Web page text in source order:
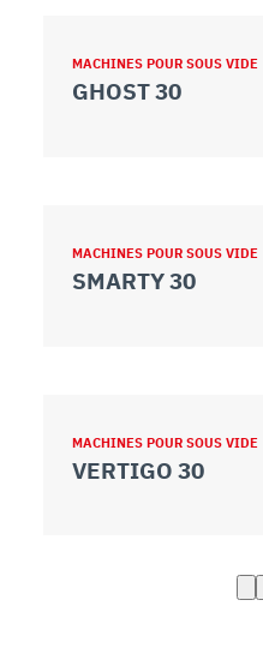
MACHINES POUR SOUS VIDE
GHOST 30
MACHINES POUR SOUS VIDE
SMARTY 30
MACHINES POUR SOUS VIDE
VERTIGO 30